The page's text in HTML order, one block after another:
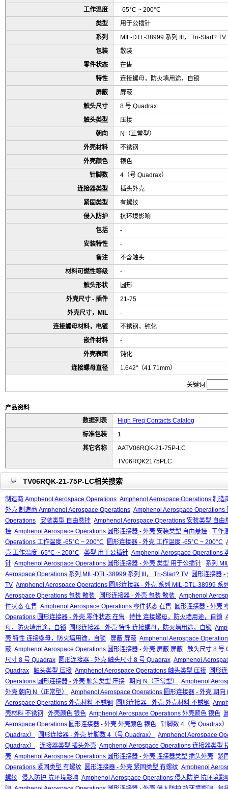
工作温度
-65°C ~ 200°C
类型
用于公插针
系列
MIL-DTL-38999 系列 III， Tri-Start? TV
包装
散装
零件状态
在售
特性
连接螺母，防火墙用途，自锁
屏蔽
屏蔽
触头尺寸
8 号 Quadrax
触头类型
压接
朝向
N（正常型）
外壳材料
不锈钢
外壳颜色
银色
针脚数
4（号 Quadrax）
连接器类型
插头外壳
紧固类型
有螺纹
侵入防护
抗环境影响
包括
-
安装特性
-
备注
不含触头
材料可燃性等级
-
触头形状
圆形
外壳尺寸 - 插件
21-75
外壳尺寸，MIL
-
连接螺母材料，电镀
不锈钢，钝化
嵌件材料
-
外壳表面
钝化
连接螺母直径
1.642"（41.71mm）
关键词
产品资料
数据列表
High Freq Contacts Catalog
标准包装
1
其它名称
AATV06RQK-21-75P-LC
TV06RQK2175PLC
TV06RQK-21-75P-LC相关搜索
制造商 Amphenol Aerospace Operations Amphenol Aerospace Operations 制
外壳 制造商 Amphenol Aerospace Operations Amphenol Aerospace Operations
Operations
安装类型 自由悬挂 Amphenol Aerospace Operations 安装类型 自由
挂 Amphenol Aerospace Operations 圆形连接器 - 外壳 安装类型 自由悬挂
工作
Operations 工作温度 -65°C ~ 200°C
圆形连接器 - 外壳 工作温度 -65°C ~ 200°C
壳 工作温度 -65°C ~ 200°C
类型 用于公插针 Amphenol Aerospace Operations
针 Amphenol Aerospace Operations 圆形连接器 - 外壳 类型 用于公插针
系列
Aerospace Operations 系列 MIL-DTL-38999 系列 III， Tri-Start? TV 圆形连接器
TV Amphenol Aerospace Operations 圆形连接器 - 外壳 系列 MIL-DTL-38999 系
Aerospace Operations 包装 散装
圆形连接器 - 外壳 包装 散装
Amphenol
件状态 在售 Amphenol Aerospace Operations 零件状态 在售
圆形连接器 - 外壳
Operations 圆形连接器 - 外壳 零件状态 在售
特性 连接螺母，防火墙用途，自锁
母，防火墙用途，自锁
圆形连接器 - 外壳 特性 连接螺母，防火墙用途，自锁
壳 特性 连接螺母，防火墙用途，自锁
屏蔽 屏蔽 Amphenol Aerospace
蔽 Amphenol Aerospace Operations 圆形连接器 - 外壳 屏蔽 屏蔽
触头尺寸 8 号
尺寸 8 号 Quadrax 圆形连接器 - 外壳 触头尺寸 8 号 Quadrax Amphenol
Quadrax
触头类型 压接 Amphenol Aerospace Operations 触头类型 压接 圆形
Operations 圆形连接器 - 外壳 触头类型 压接
朝向 N（正常型）
Amphenol
外壳 朝向 N（正常型）
Amphenol Aerospace Operations 圆形连接器 - 外壳 朝向
Aerospace Operations 外壳材料 不锈钢
圆形连接器 - 外壳 外壳材料 不锈钢
壳材料 不锈钢
外壳颜色 银色 Amphenol Aerospace Operations 外壳颜色 银色
Aerospace Operations 圆形连接器 - 外壳 外壳颜色 银色
针脚数 4（号 Quadrax）
Quadrax）
圆形连接器 - 外壳 针脚数 4（号 Quadrax）
Amphenol Aerospace
Quadrax）
连接器类型 插头外壳 Amphenol Aerospace Operations 连接器类型
壳 Amphenol Aerospace Operations 圆形连接器 - 外壳 连接器类型 插头外壳
紧
Operations 紧固类型 有螺纹 圆形连接器 - 外壳 紧固类型 有螺纹 Amphenol
螺纹
侵入防护 抗环境影响 Amphenol Aerospace Operations 侵入防护 抗环境影